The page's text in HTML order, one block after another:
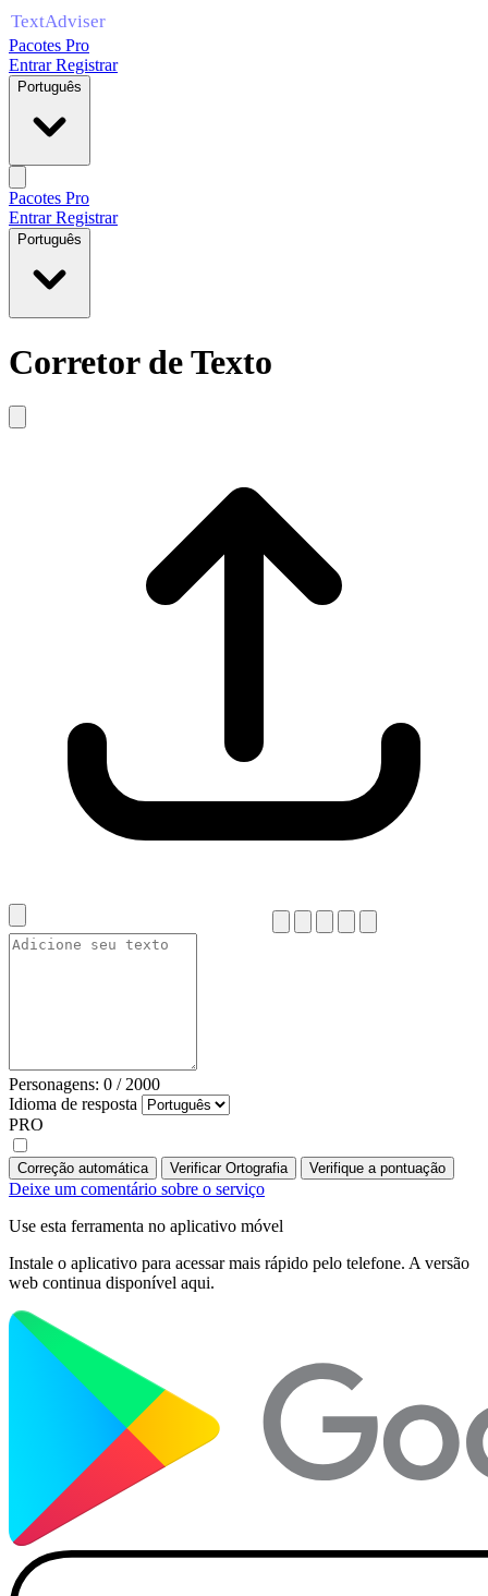
Pacotes Pro
EntrarRegistrar
Português
Pacotes Pro
EntrarRegistrar
Português
Corretor de Texto
Personagens: 0 / 2000
Idioma de resposta
PRO
Correção automática Verificar Ortografia Verifique a pontuação
Deixe um comentário sobre o serviço
Use esta ferramenta no aplicativo móvel
Instale o aplicativo para acessar mais rápido pelo telefone. A versão
web continua disponível aqui.